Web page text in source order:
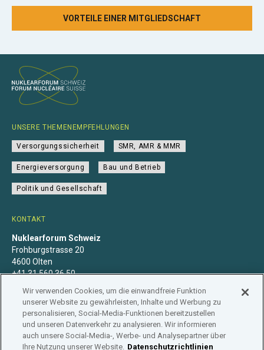
VORTEILE EINER MITGLIEDSCHAFT
KONTAKT
Nuklearforum Schweiz
Frohburgstrasse 20
4600 Olten
+41 31 560 36 50
UNSERE THEMENEMPFEHLUNGEN
Versorgungssicherheit SMR, AMR & MMR
Energieversorgung Bau und Betrieb
Politik und Gesellschaft
Datenschutzerklärung Impressum Mitgliedschaft
Wir verwenden Cookies, um die einwandfreie Funktion
unserer Website zu gewährleisten, Inhalte und Werbung zu
personalisieren, Social-Media-Funktionen bereitzustellen
und unseren Datenverkehr zu analysieren. Wir informieren
auch unsere Social-Media-, Werbe- und Analysepartner über
Ihre Nutzung unserer Website. Datenschutzrichtlinien